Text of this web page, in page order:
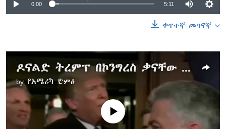
0:00 5:11
ቀጥተኛ መገናኛ
ዶናልድ ትረምፕ በኮንግረስ ቃናቸው ይዘልቁ ይሆን?
byየአሜሪካ ድምፅ
No media source currently available